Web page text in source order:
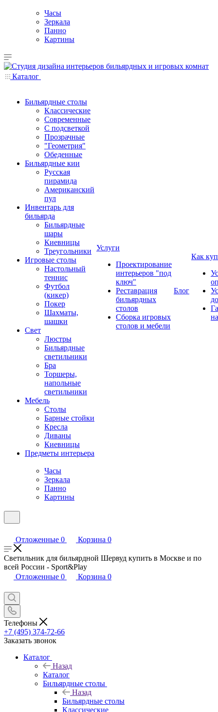
Часы
Зеркала
Панно
Картины
Каталог
Бильярдные столы
Классические
Современные
С подсветкой
Прозрачные
"Геометрия"
Обеденные
Бильярдные кии
Русская
пирамида
Американский
пул
Инвентарь для
бильярда
Бильярдные
шары
Киевницы
Треугольники
Игровые столы
Настольный
теннис
Футбол
(кикер)
Покер
Шахматы,
шашки
Свет
Люстры
Бильярдные
светильники
Бра
Торшеры,
напольные
светильники
Мебель
Столы
Барные стойки
Кресла
Диваны
Киевницы
Предметы интерьера
Часы
Зеркала
Панно
Картины
Услуги
Проектирование
интерьеров "под
ключ"
Реставрация
бильярдных
столов
Сборка игровых
столов и мебели
Блог
Как
Отложенные 0 Корзина 0
Светильник для бильярдной Шервуд купить в Москве и по
всей России - Sport&Play
Отложенные 0 Корзина 0
Телефоны
+7 (495) 374-72-66
Заказать звонок
Каталог
Назад
Каталог
Бильярдные столы
Назад
Бильярдные столы
Классические